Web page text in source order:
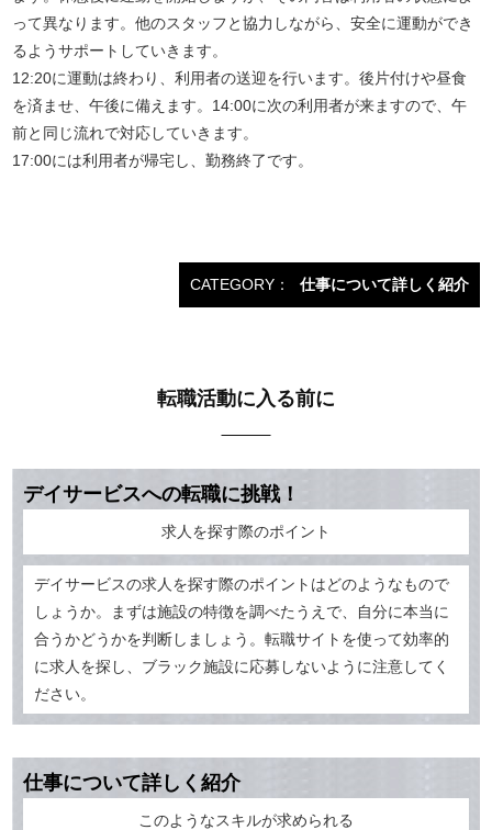
って異なります。他のスタッフと協力しながら、安全に運動ができ
るようサポートしていきます。
12:20に運動は終わり、利用者の送迎を行います。後片付けや昼食
を済ませ、午後に備えます。14:00に次の利用者が来ますので、午
前と同じ流れで対応していきます。
17:00には利用者が帰宅し、勤務終了です。
CATEGORY： 仕事について詳しく紹介
転職活動に入る前に
デイサービスへの転職に挑戦！
求人を探す際のポイント
デイサービスの求人を探す際のポイントはどのようなもので
しょうか。まずは施設の特徴を調べたうえで、自分に本当に
合うかどうかを判断しましょう。転職サイトを使って効率的
に求人を探し、ブラック施設に応募しないように注意してく
ださい。
仕事について詳しく紹介
このようなスキルが求められる